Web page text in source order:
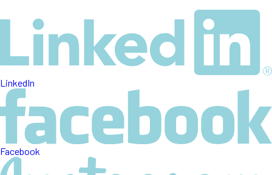
LinkedIn
Facebook